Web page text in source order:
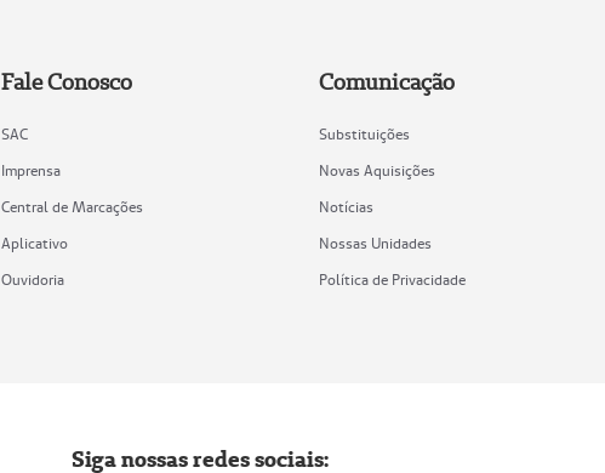
Fale Conosco
SAC
Imprensa
Central de Marcações
Aplicativo
Ouvidoria
Comunicação
Substituições
Novas Aquisições
Notícias
Nossas Unidades
Política de Privacidade
Siga nossas redes sociais: